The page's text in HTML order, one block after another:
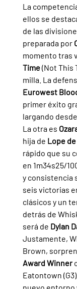
La
ellos se
de las
preparada por
momento tras
Time (Not This
milla. La
Eurowest
primer éxito
largando desde
La otra es
hija de Lope de
rápido que su
en 1m34s25/
y consistencia
seis victorias
clásicos y un
detrás de
será de Dylan
Justamente,
Brown,
Award Winner
Eatontown